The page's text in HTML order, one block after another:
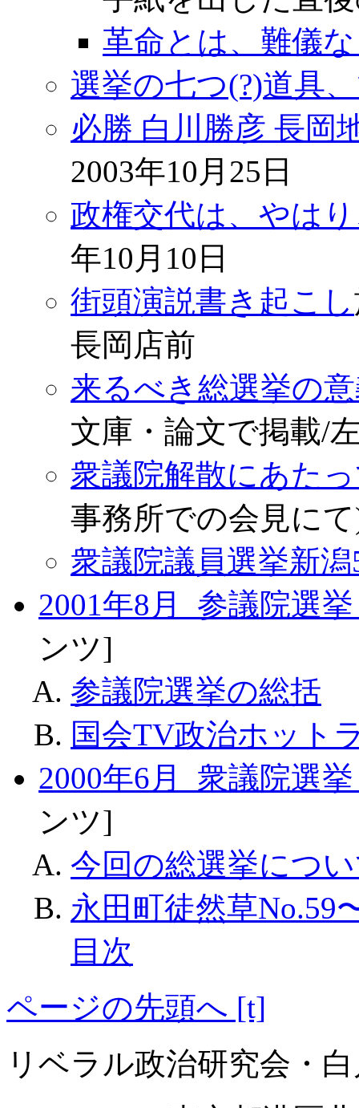
革命とは、難儀
選挙の七つ(?)道具
必勝 白川勝彦 長岡
2003年10月25日
政権交代は、やは
年10月10日
街頭演説書き起こし
長岡店前
来るべき総選挙の
文庫・論文で掲載/
衆議院解散にあた
事務所での会見に
衆議院議員選挙新
2001年8月 参議院選
ンツ]
参議院選挙の総括
国会TV政治ホット
2000年6月 衆議院選
ンツ]
今回の総選挙につ
永田町徒然草No.59
目次
ページの先頭へ [t]
リベラル政治研究会・